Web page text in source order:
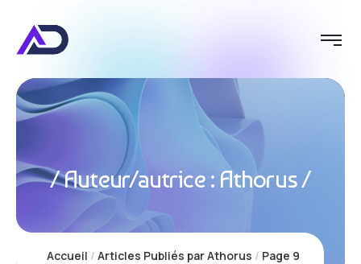
Auteur/autrice : Athorus
Accueil Articles Publiés par Athorus Page 9